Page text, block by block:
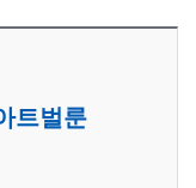
트벌룬